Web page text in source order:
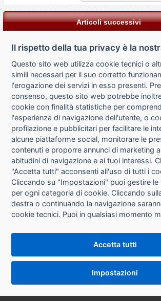
Articoli successivi
CHI SIAMO
CONTATTI
CONDIZIONI DI VENDITA
RICHIESTA RECESSO
PRIVACY
Il rispetto della tua privacy è la
Questo sito web utilizza cookie tecnici o
simili necessari per il suo corretto
l'erogazione dei servizi in esso presenti.
consenso, questo sito web potrebbe
cookie con finalità statistiche per
l'esperienza di navigazione dell'utente, o
profilazione e pubblicitari per facilitare le
alcune piattaforme social, monitorare le
contenuti e proporre annunci di marketing
abitudini di navigazione e ai tuoi interessi.
"Accetta tutti" acconsenti all'uso di tutti i
Cliccando su "Impostazioni" puoi gestire le
per ogni categoria di cookie. Cliccando
destra o continuando la navigazione
cookie tecnici. Puoi in qualsiasi momento
che si trova in fondo alle pagine del sito.
informazioni consulta la nostraInformativa
Accetta tutti
Impostazioni